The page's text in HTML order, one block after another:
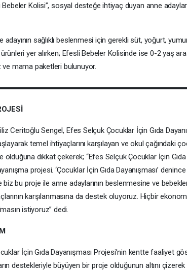
Bebeler Kolisi”, sosyal desteğe ihtiyaç duyan anne
sağlıklı beslenmesi için gerekli süt, yoğurt,
yer alırken; Efesli Bebeler Kolisinde ise 0-2 yaş
ve mama paketleri bulunuyor.
Ceritoğlu Sengel, Efes Selçuk Çocuklar İçin Gıda
temel ihtiyaçlarını karşılayan ve okul çağındaki
dikkat çekerek; “Efes Selçuk Çocuklar İçin Gıda
projesi. ‘Çocuklar İçin Gıda Dayanışması’
bu proje ile anne adaylarının beslenmesine ve
karşılanmasına da destek oluyoruz. Hiçbir
istiyoruz” dedi.
İçin Gıda Dayanışması Projesi’nin kentte faaliyet
destekleriyle büyüyen bir proje olduğunun altını çizerek